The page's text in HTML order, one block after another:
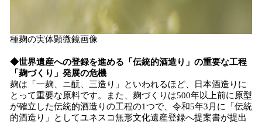
種麹の実体顕微鏡画像
◆世界遺産への登録を進める「伝統的酒造り」の重要な工程
「麹づくり」発展の危機
麹は「一麹、ニ酛、三造り」といわれるほど、日本酒造りに
とって重要な原料です。また、麹づくりは500年以上前に原型
が確立した伝統的酒造りの工程の1つで、令和5年3月に「伝統
的酒造り」としてユネスコ無形文化遺産登録へ提案書が提出